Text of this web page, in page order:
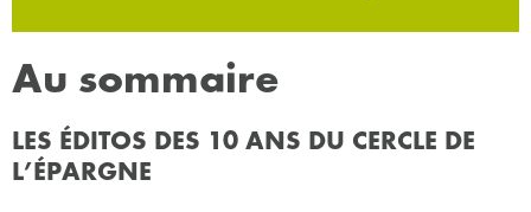
Au sommaire
LES ÉDITOS DES 10 ANS DU CERCLE DE
L’ÉPARGNE